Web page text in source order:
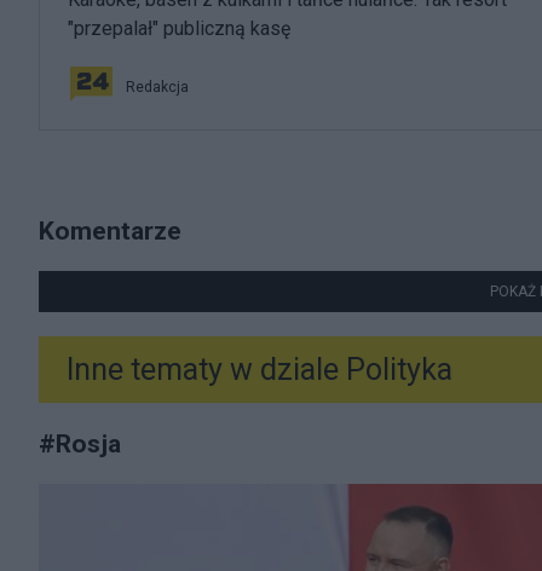
"przepalał" publiczną kasę
Redakcja
Komentarze
POKAŻ
Inne tematy w dziale Polityka
#Rosja